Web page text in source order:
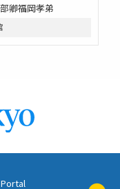
卿福岡孝弟